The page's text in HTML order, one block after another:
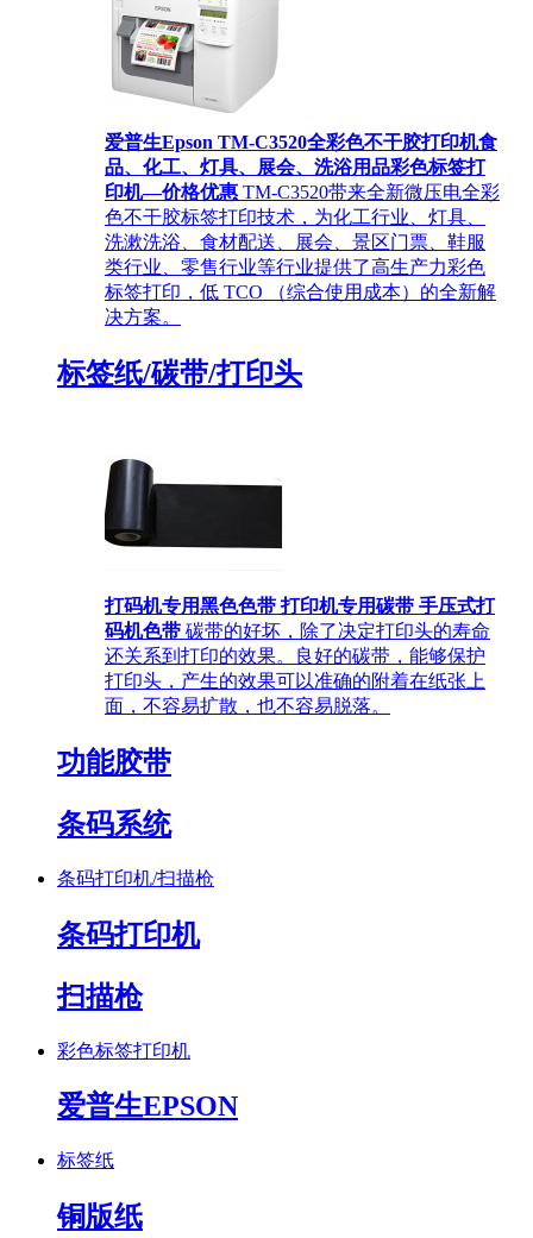
爱普生Epson TM-C3520全彩色不干胶打印机食
品、化工、灯具、展会、洗浴用品彩色标签打
印机—价格优惠 TM-C3520带来全新微压电全彩
色不干胶标签打印技术，为化工行业、灯具、
洗漱洗浴、食材配送、展会、景区门票、鞋服
类行业、零售行业等行业提供了高生产力彩色
标签打印，低 TCO （综合使用成本）的全新解
决方案。
标签纸/碳带/打印头
打码机专用黑色色带 打印机专用碳带 手压式打
码机色带 碳带的好坏，除了决定打印头的寿命
还关系到打印的效果。良好的碳带，能够保护
打印头，产生的效果可以准确的附着在纸张上
面，不容易扩散，也不容易脱落。
功能胶带
条码系统
条码打印机/扫描枪
条码打印机
扫描枪
彩色标签打印机
爱普生EPSON
标签纸
铜版纸